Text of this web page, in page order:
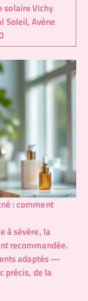
solaire Vichy
Soleil, Avène
: comment
à sévère, la
recommandée.
adaptés —
précis, de la